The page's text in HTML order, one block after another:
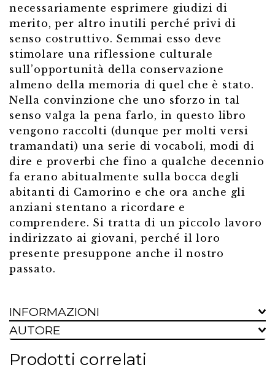
necessariamente esprimere giudizi di
merito, per altro inutili perché privi di
senso costruttivo. Semmai esso deve
stimolare una riflessione culturale
sull’opportunità della conservazione
almeno della memoria di quel che è stato.
Nella convinzione che uno sforzo in tal
senso valga la pena farlo, in questo libro
vengono raccolti (dunque per molti versi
tramandati) una serie di vocaboli, modi di
dire e proverbi che fino a qualche decennio
fa erano abitualmente sulla bocca degli
abitanti di Camorino e che ora anche gli
anziani stentano a ricordare e
comprendere. Si tratta di un piccolo lavoro
indirizzato ai giovani, perché il loro
presente presuppone anche il nostro
passato.
INFORMAZIONI
AUTORE
Prodotti correlati